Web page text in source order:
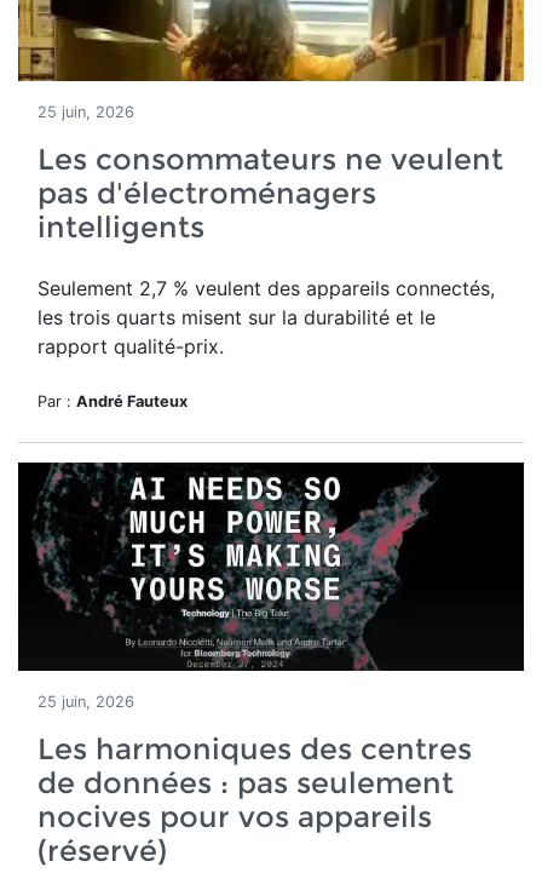
25 juin, 2026
Les consommateurs ne veulent
pas d'électroménagers
intelligents
Seulement 2,7 % veulent des appareils connectés,
les trois quarts misent sur la durabilité et le
rapport qualité-prix.
Par : André Fauteux
25 juin, 2026
Les harmoniques des centres
de données : pas seulement
nocives pour vos appareils
(réservé)